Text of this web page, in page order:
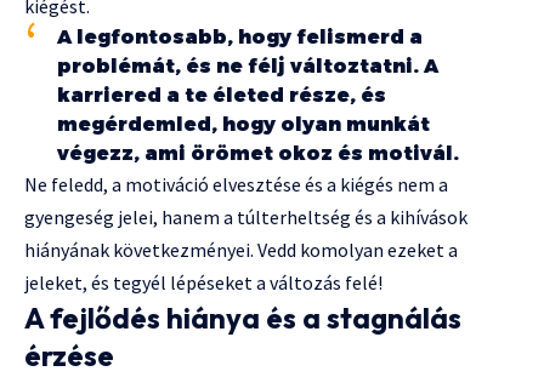
kiégést.
A legfontosabb, hogy felismerd a
problémát, és ne félj változtatni. A
karriered a te életed része, és
megérdemled, hogy olyan munkát
végezz, ami örömet okoz és motivál.
Ne feledd, a motiváció elvesztése és a kiégés nem a
gyengeség jelei, hanem a túlterheltség és a kihívások
hiányának következményei. Vedd komolyan ezeket a
jeleket, és tegyél lépéseket a változás felé!
A fejlődés hiánya és a stagnálás
érzése